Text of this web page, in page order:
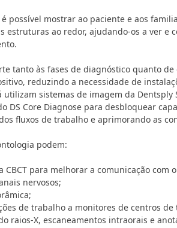
possível mostrar ao paciente e aos
estruturas ao redor, ajudando-os a ver e
tanto às fases de diagnóstico quanto
reduzindo a necessidade de
sistemas de imagem da Dentsply
DS Core Diagnose para desbloquear
fluxos de trabalho e aprimorando as
podem:
para melhorar a comunicação com
nervosos;
de trabalho a monitores de centros
raios-X, escaneamentos intraorais e